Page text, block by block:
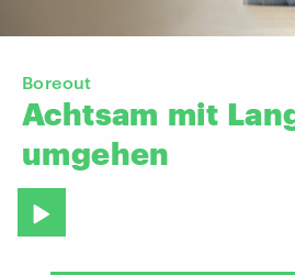
Boreout
Achtsam mit
umgehen